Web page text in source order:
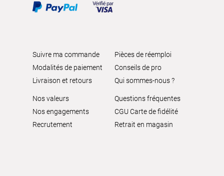
Suivre ma commande
Modalités de paiement
Livraison et retours
Pièces de réemploi
Conseils de pro
Qui sommes-nous ?
Nos valeurs
Nos engagements
Recrutement
Questions fréquentes
CGU Carte de fidélité
Retrait en magasin